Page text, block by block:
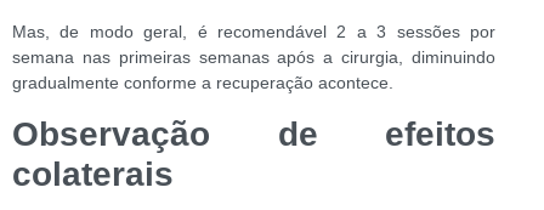
Mas, de modo geral, é recomendável 2 a 3 sessões por
semana nas primeiras semanas após a cirurgia, diminuindo
gradualmente conforme a recuperação acontece.
Observação de efeitos
colaterais